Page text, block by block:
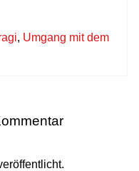
, Umgang mit dem